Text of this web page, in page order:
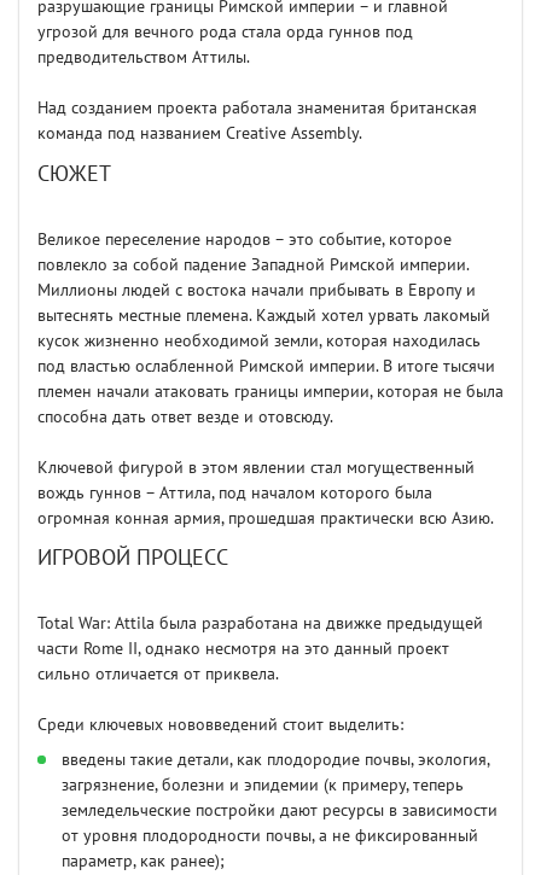
разрушающие границы Римской империи – и главной
угрозой для вечного рода стала орда гуннов под
предводительством Аттилы.
Над созданием проекта работала знаменитая британская
команда под названием Creative Assembly.
СЮЖЕТ
Великое переселение народов – это событие, которое
повлекло за собой падение Западной Римской империи.
Миллионы людей с востока начали прибывать в Европу и
вытеснять местные племена. Каждый хотел урвать лакомый
кусок жизненно необходимой земли, которая находилась
под властью ослабленной Римской империи. В итоге тысячи
племен начали атаковать границы империи, которая не была
способна дать ответ везде и отовсюду.
Ключевой фигурой в этом явлении стал могущественный
вождь гуннов – Аттила, под началом которого была
огромная конная армия, прошедшая практически всю Азию.
ИГРОВОЙ ПРОЦЕСС
Total War: Attila была разработана на движке предыдущей
части Rome II, однако несмотря на это данный проект
сильно отличается от приквела.
Среди ключевых нововведений стоит выделить:
введены такие детали, как плодородие почвы, экология,
загрязнение, болезни и эпидемии (к примеру, теперь
земледельческие постройки дают ресурсы в зависимости
от уровня плодородности почвы, а не фиксированный
параметр, как ранее);